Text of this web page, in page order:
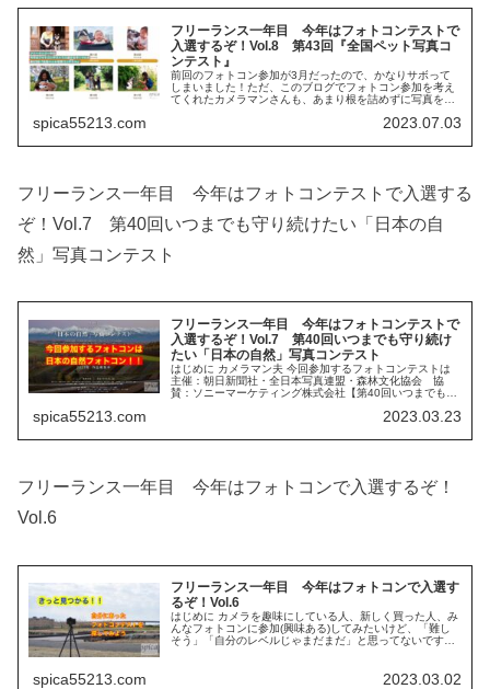
フリーランス一年目 今年はフォトコンテストで
入選するぞ！Vol.8 第43回『全国ペット写真コ
ンテスト』
前回のフォトコン参加が3月だったので、かなりサボって
しまいました！ただ、このブログでフォトコン参加を考え
てくれたカメラマンさんも、あまり根を詰めずに写真を撮
spica55213.com 2023.07.03
フリーランス一年目 今年はフォトコンテストで入選する
ぞ！Vol.7 第40回いつまでも守り続けたい「日本の自
然」写真コンテスト
フリーランス一年目 今年はフォトコンテストで
入選するぞ！Vol.7 第40回いつまでも守り続け
たい「日本の自然」写真コンテスト
はじめに カメラマン夫 今回参加するフォトコンテストは
主催：朝日新聞社・全日本写真連盟・森林文化協会 協
賛：ソニーマーケティング株式会社【第40回いつまでも守
spica55213.com 2023.03.23
フリーランス一年目 今年はフォトコンで入選するぞ！
Vol.6
フリーランス一年目 今年はフォトコンで入選す
るぞ！Vol.6
はじめに カメラを趣味にしている人、新しく買った人、み
んなフォトコンに参加(興味ある)してみたいけど、「難し
そう」「自分のレベルじゃまだまだ」と思ってないです
spica55213.com 2023.03.02